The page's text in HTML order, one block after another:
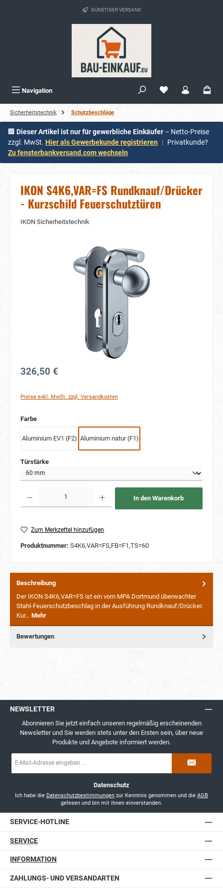
GÜNSTIGER VERSAND
Navigation
Sicherheitstechnik Schutzbeschläge
🏢 Dieser Artikel ist nur für gewerbliche Einkäufer – Netto-Preise
zzgl. MwSt. Hier als Gewerbekunde registrieren | Privatkunde?
Zu fensterbankversand.com wechseln
IKON S4K6,VAR=FS Rundknauf/Drücker
- Kurzschild Feuerschutztüren
IKON Sicherheitstechnik
Bildergalerie überspringen
326,50 €
Preise exkl. MwSt. zzgl. Versandkosten
Farbeauswählen
Aluminium EV1 (F2) Aluminium natur (F1)
Türstärkeauswählen
In den Warenkorb
Zum Merkzettel hinzufügen
Produktnummer: S4K6,VAR=FS,FB=F1,TS=60
Beschreibung
Der IKON S4K6,VAR=FS ist ein vom MPA Dortmund überwachter
Stahl-Feuerschutzbeschlag in der Ausführung Rundknauf/Drücker.
Kur… Mehr
Bewertungen
NEWSLETTER
Abonnieren Sie jetzt einfach unseren regelmäßig erscheinenden
Newsletter und Sie werden stets unter den Ersten sein, über neue
Produkte und Angebote informiert werden.
Mail-
Datenschutz
Ich habe die Datenschutzbestimmungen zur Kenntnis genommen und die AGB
gelesen und bin mit ihnen einverstanden.
SERVICE-HOTLINE
SERVICE
INFORMATION
ZAHLUNGS- UND VERSANDARTEN